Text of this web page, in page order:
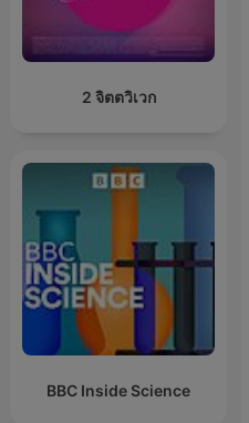
2 จิตตวิเวก
BBC Inside Science